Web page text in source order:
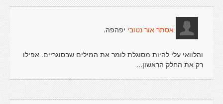
אסתר אור נטובי יפהפה.
והלוואי עלי להיות מסוגלת לומר את המילים שבסוגריים. אפילו
רק את החלק הראשון...